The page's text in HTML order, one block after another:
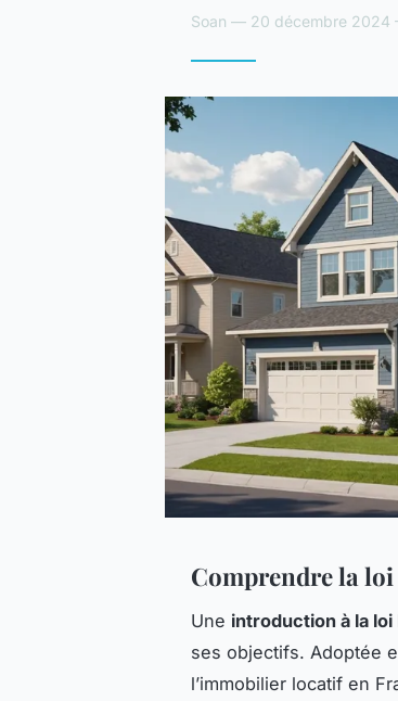
Soan — 20 décembre 2024
Comprendre la
Une introduction à la loi
ses objectifs. Adoptée
l’immobilier locatif en